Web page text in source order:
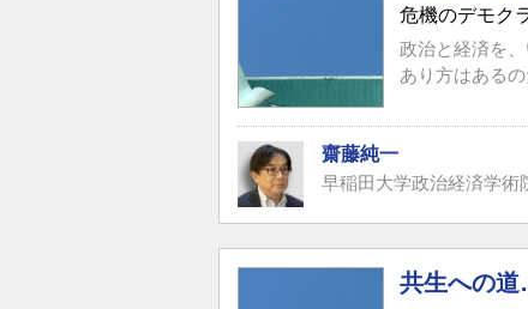
危機のデモク
政治と経済を
あり方はある
齋藤純一
早稲田大学政治経済学術
共生への道